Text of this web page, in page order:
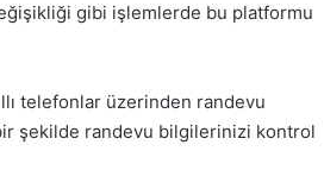
gibi işlemlerde bu platformu
telefonlar üzerinden randevu
şekilde randevu bilgilerinizi kontrol